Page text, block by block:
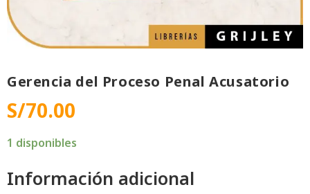
Gerencia del Proceso Penal Acusatorio
S/70.00
1 disponibles
Información adicional